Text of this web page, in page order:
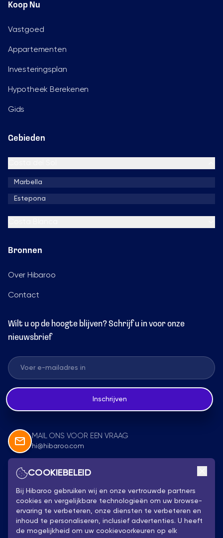
Koop Nu
Vastgoed
Appartementen
Investeringsplan
Hypotheek Berekenen
Gids
Gebieden
Marbella
Estepona
Bronnen
Over Hibaroo
Contact
Wilt u op de hoogte blijven? Schrijf u in voor onze
nieuwsbrief
Inschrijven
MAIL ONS VOOR EEN VRAAG
hi@hibaroo.com
Volg Ons
COOKIEBELEID
Bij Hibaroo gebruiken wij en onze vertrouwde partners
cookies en vergelijkbare technologieën om uw browse-
ervaring te verbeteren, onze diensten te verbeteren en
inhoud te personaliseren, inclusief advertenties. U heeft
de mogelijkheid om uw cookievoorkeuren op elk